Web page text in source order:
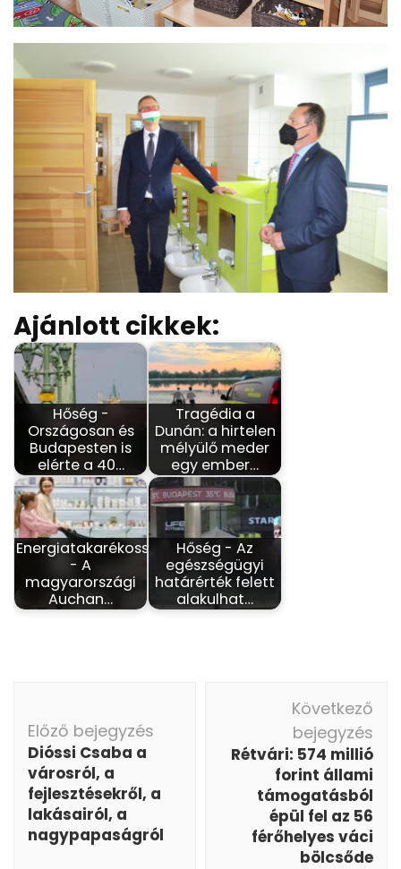
Ajánlott cikkek:
Hőség -
Országosan és
Budapesten is
elérte a 40…
Tragédia a
Dunán: a hirtelen
mélyülő meder
egy ember…
Energiatakarékosság
- A
magyarországi
Auchan…
Hőség - Az
egészségügyi
határérték felett
alakulhat…
navigáció
Előző bejegyzés
Dióssi Csaba a
városról, a
fejlesztésekről, a
lakásairól, a
nagypapaságról
Következő
bejegyzés
Rétvári: 574 millió
forint állami
támogatásból
épül fel az 56
férőhelyes váci
bölcsőde